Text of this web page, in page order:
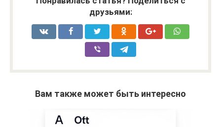
друзьями:
Вам также может быть интересно